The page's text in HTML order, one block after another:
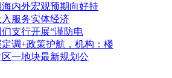
内外宏观预期向好持
服务实体经济
支行开展“谨防电
调+政策护航，机构：楼
一地块最新规划公